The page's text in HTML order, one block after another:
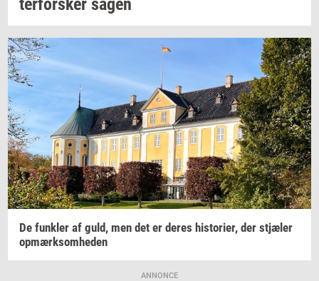
ter­for­sker sagen
De funk­ler af guld, men det er deres hi­sto­ri­er, der stjæ­ler
op­mærk­som­he­den
ANNONCE